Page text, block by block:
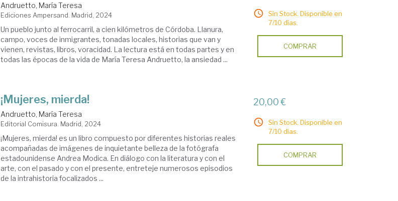
Andruetto, María Teresa
Ediciones Ampersand. Madrid, 2024
Un pueblo junto al ferrocarril, a cien kilómetros de Córdoba. Llanura,
campo, voces de inmigrantes, tonadas locales, historias que van y
vienen, revistas, libros, voracidad. La lectura está en todas partes y en
todas las épocas de la vida de María Teresa Andruetto, la ansiedad ...
Sin Stock. Disponible en
7/10 días.
COMPRAR
¡Mujeres, mierda!
Andruetto, María Teresa
Editorial Comisura. Madrid, 2024
¡Mujeres, mierda! es un libro compuesto por diferentes historias reales
acompañadas de imágenes de inquietante belleza de la fotógrafa
estadounidense Andrea Modica. En diálogo con la literatura y con el
arte, con el pasado y con el presente, entreteje numerosos episodios
de la intrahistoria focalizados ...
20,00 €
Sin Stock. Disponible en
7/10 días.
COMPRAR